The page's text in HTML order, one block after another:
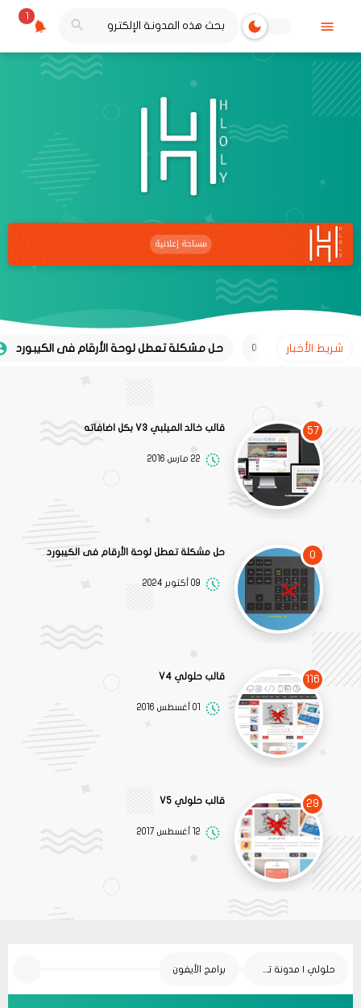
1
شريط الأخبار
0 حل مشكلة تعطل لوحة الأرقام فى الكيبورد
57 قالب خالد الميلبي V3 بكل اضافاته
22 مارس 2016
0 حل مشكلة تعطل لوحة الأرقام فى الكيبورد
09 أكتوبر 2024
116 قالب حلولي V4
01 أغسطس 2016
29 قالب حلولي V5
12 أغسطس 2017
حلولي | مدونة تقنية برامج الأيفون